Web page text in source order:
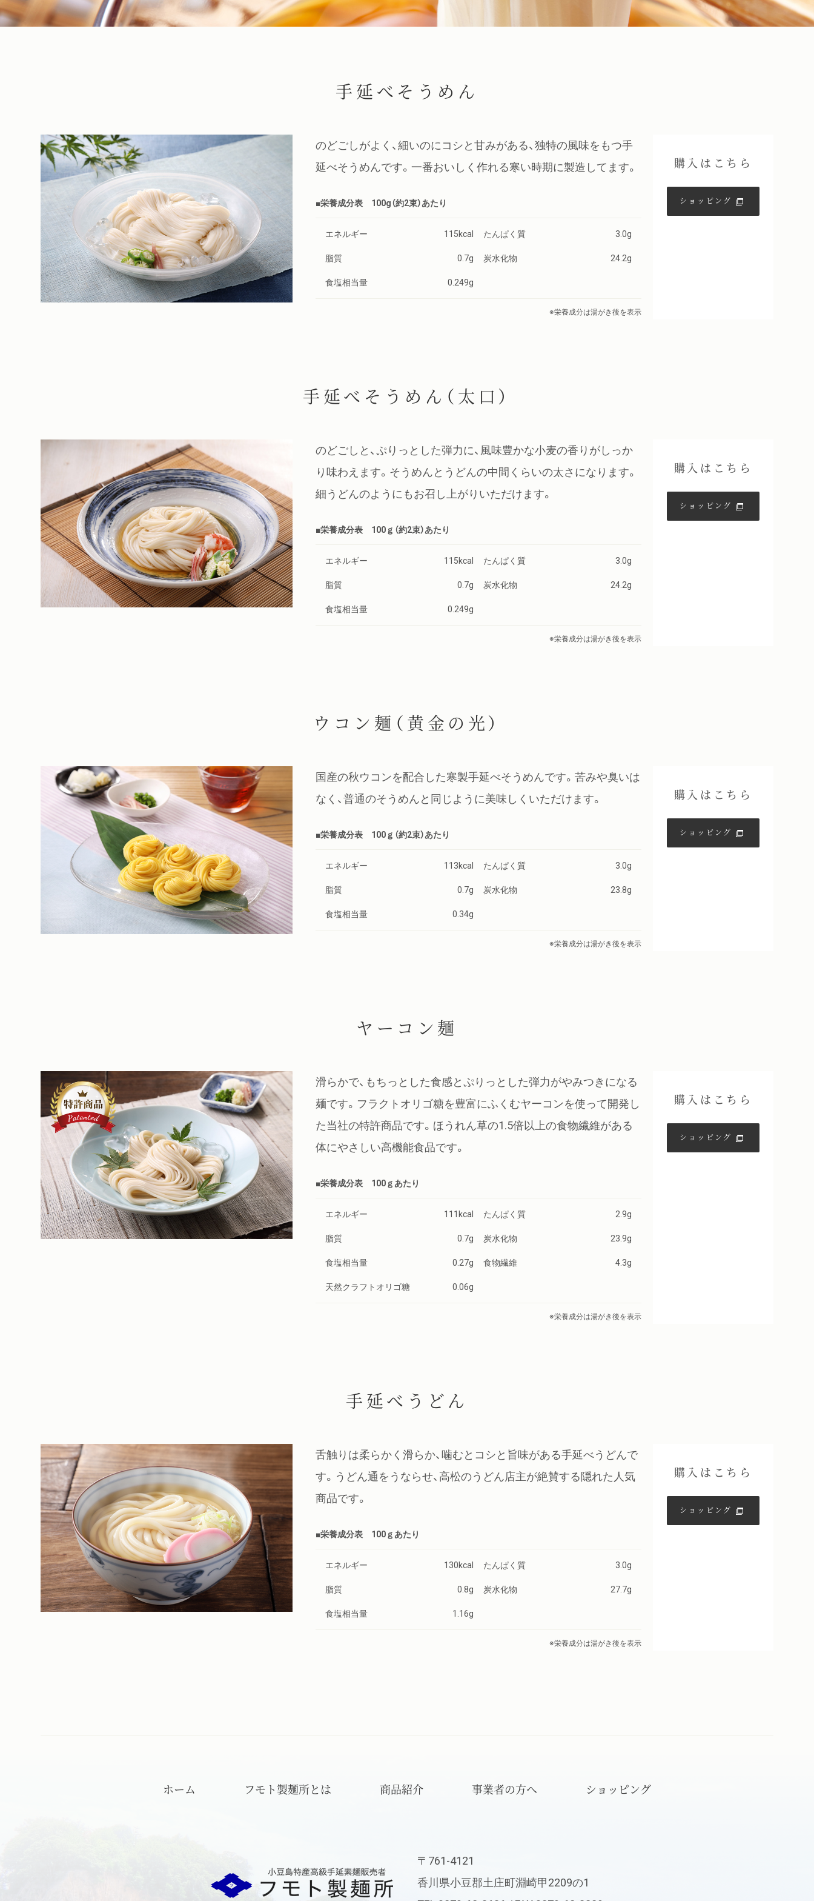
手延べそうめん
のどごしがよく、細いのにコシと甘みがある、独特の風味をもつ手
延べそうめんです。一番おいしく作れる寒い時期に製造してます。
■栄養成分表 100g（約2束）あたり
エネルギー 115kcal たんぱく質 3.0g
脂質 0.7g 炭水化物 24.2g
食塩相当量 0.249g
※栄養成分は湯がき後を表示
購入はこちら
ショッピング
手延べそうめん（太口）
のどごしと、ぷりっとした弾力に、風味豊かな小麦の香りがしっか
り味わえます。そうめんとうどんの中間くらいの太さになります。
細うどんのようにもお召し上がりいただけます。
■栄養成分表 100ｇ（約2束）あたり
エネルギー 115kcal たんぱく質 3.0g
脂質 0.7g 炭水化物 24.2g
食塩相当量 0.249g
※栄養成分は湯がき後を表示
購入はこちら
ショッピング
ウコン麺（黄金の光）
国産の秋ウコンを配合した寒製手延べそうめんです。苦みや臭いは
なく、普通のそうめんと同じように美味しくいただけます。
■栄養成分表 100ｇ（約2束）あたり
エネルギー 113kcal たんぱく質 3.0g
脂質 0.7g 炭水化物 23.8g
食塩相当量 0.34g
※栄養成分は湯がき後を表示
購入はこちら
ショッピング
ヤーコン麺
滑らかで、もちっとした食感とぷりっとした弾力がやみつきになる
麺です。フラクトオリゴ糖を豊富にふくむヤーコンを使って開発し
た当社の特許商品です。ほうれん草の1.5倍以上の食物繊維がある
体にやさしい高機能食品です。
■栄養成分表 100ｇあたり
エネルギー 111kcal たんぱく質 2.9g
脂質 0.7g 炭水化物 23.9g
食塩相当量 0.27g 食物繊維 4.3g
天然クラフトオリゴ糖 0.06g
※栄養成分は湯がき後を表示
購入はこちら
ショッピング
手延べうどん
舌触りは柔らかく滑らか、噛むとコシと旨味がある手延べうどんで
す。うどん通をうならせ、高松のうどん店主が絶賛する隠れた人気
商品です。
■栄養成分表 100ｇあたり
エネルギー 130kcal たんぱく質 3.0g
脂質 0.8g 炭水化物 27.7g
食塩相当量 1.16g
※栄養成分は湯がき後を表示
購入はこちら
ショッピング
ホーム フモト製麺所とは 商品紹介 事業者の方へ ショッピング
フモト製麺所
〒761-4121
香川県小豆郡土庄町淵崎甲2209の1